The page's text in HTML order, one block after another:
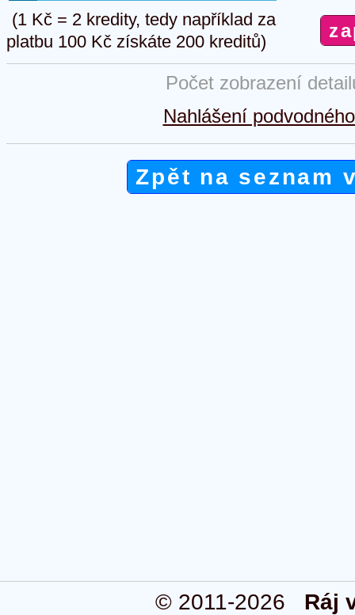
(1 Kč = 2 kredity, tedy například za
platbu 100 Kč získáte 200 kreditů)
Počet zobrazení
Nahlášení
Zpět na seznam
© 2011-2026 Ráj